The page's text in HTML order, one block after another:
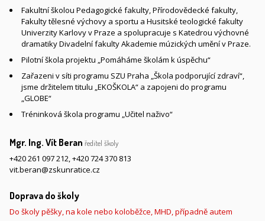
Fakultní školou Pedagogické fakulty, Přírodovědecké fakulty,
Fakulty tělesné výchovy a sportu a Husitské teologické fakulty
Univerzity Karlovy v Praze a spolupracuje s Katedrou výchovné
dramatiky Divadelní fakulty Akademie múzických umění v Praze.
Pilotní škola projektu „Pomáháme školám k úspěchu“
Zařazeni v síti programu SZU Praha „Škola podporující zdraví“,
jsme držitelem titulu „EKOŠKOLA“ a zapojeni do programu
„GLOBE“
Tréninková škola programu „Učitel naživo“
Mgr. Ing. Vít Beran ředitel školy
+420 261 097 212,+420 724 370 813
vit.beran@zskunratice.cz
Doprava do školy
Do školy pěšky, na kole nebo koloběžce, MHD, případně autem